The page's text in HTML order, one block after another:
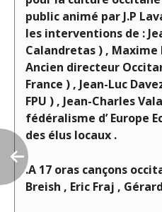
public animé par J.P
les interventions de :
Calandretas ) , Maxime
Ancien directeur
France ) , Jean-Luc
FPU ) , Jean-Charles
fédéralisme d’ Europe
des élus locaux .
.A 17 oras cançons
Breish , Eric Fraj ,